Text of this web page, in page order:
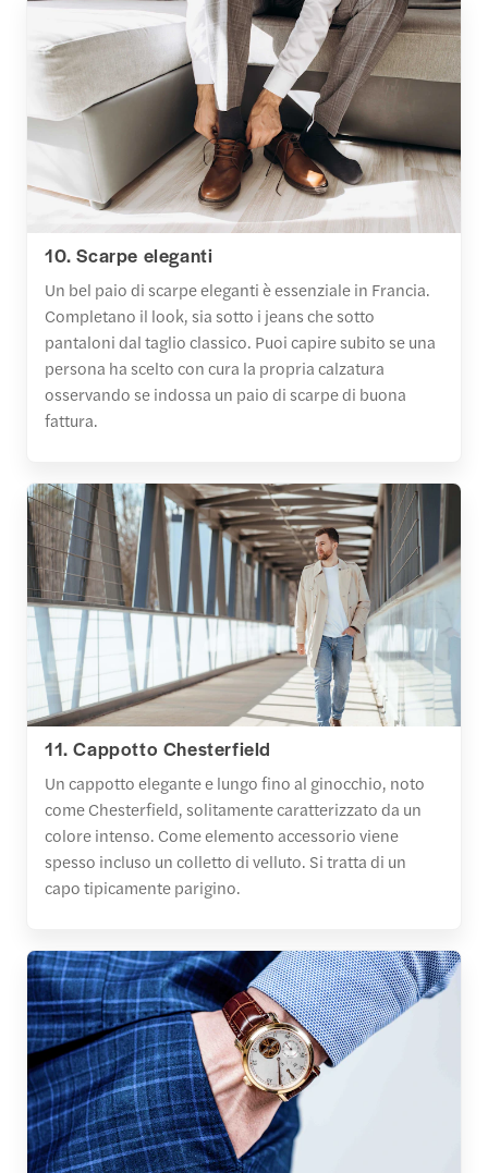
10. Scarpe eleganti
Un bel paio di scarpe eleganti è essenziale in Francia.
Completano il look, sia sotto i jeans che sotto
pantaloni dal taglio classico. Puoi capire subito se una
persona ha scelto con cura la propria calzatura
osservando se indossa un paio di scarpe di buona
fattura.
11. Cappotto Chesterfield
Un cappotto elegante e lungo fino al ginocchio, noto
come Chesterfield, solitamente caratterizzato da un
colore intenso. Come elemento accessorio viene
spesso incluso un colletto di velluto. Si tratta di un
capo tipicamente parigino.